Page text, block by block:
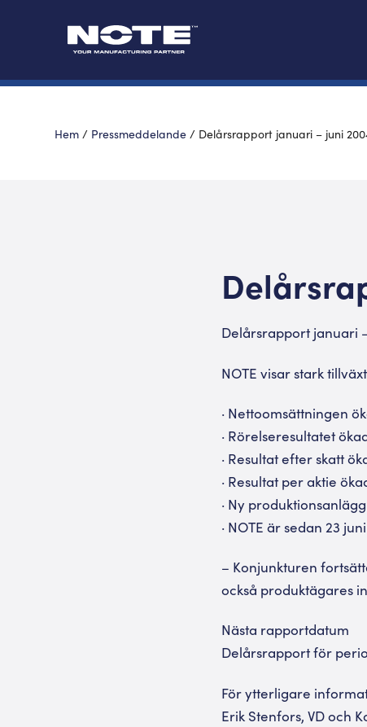
Hem / Pressmeddelande / Delårsrapport januari – juni
Delårsrapport januari
NOTE visar stark
· Nettoomsättningen
· Rörelseresultatet
· Resultat efter skatt
· Resultat per aktie
· Ny
· NOTE är sedan 23
– Konjunkturen
också produktägares
Nästa rapportdatum
Delårsrapport för
För ytterligare
Erik Stenfors, VD och